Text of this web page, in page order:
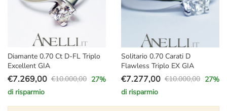
Diamante 0.70 Ct D-FL Triplo
Excellent GIA
€10.000,00
Il
prezzo
€7.269,00
Il
prezzo
27%
di risparmio
Solitario 0.70 Carati D
Flawless Triplo EX GIA
€10.000,00
Il
prezzo
€7.277,00
Il
prezzo
27%
di risparmio